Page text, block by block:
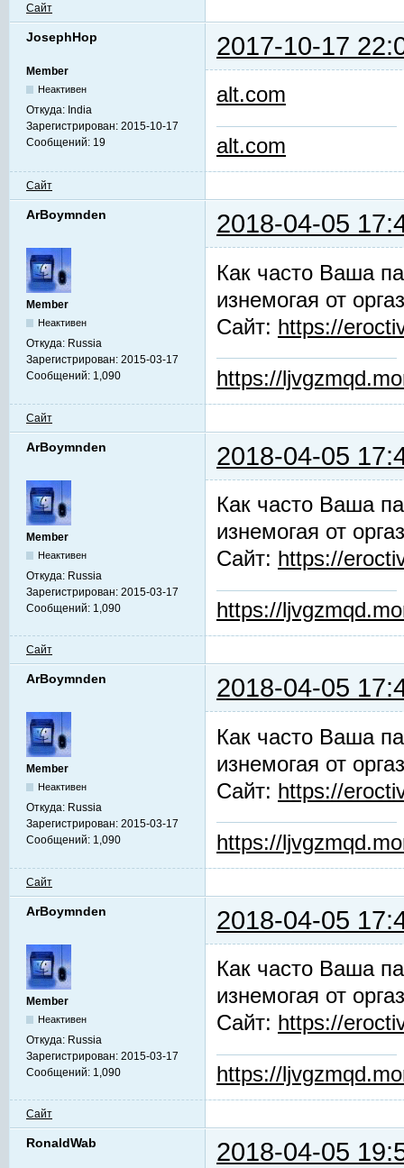
Сайт
JosephHop 2017-10-17
Member
Неактивен
Откуда: India
Зарегистрирован: 2015-10-17
Сообщений: 19
alt.com
alt.com
Сайт
ArBoymnden 2018-04-05
Member
Неактивен
Откуда: Russia
Зарегистрирован: 2015-03-17
Сообщений: 1,090
Как часто Ваша
изнемогая от
Сайт: https://
https://
Сайт
ArBoymnden 2018-04-05
Member
Неактивен
Откуда: Russia
Зарегистрирован: 2015-03-17
Сообщений: 1,090
Как часто Ваша
изнемогая от
Сайт: https://
https://
Сайт
ArBoymnden 2018-04-05
Member
Неактивен
Откуда: Russia
Зарегистрирован: 2015-03-17
Сообщений: 1,090
Как часто Ваша
изнемогая от
Сайт: https://
https://
Сайт
ArBoymnden 2018-04-05
Member
Неактивен
Откуда: Russia
Зарегистрирован: 2015-03-17
Сообщений: 1,090
Как часто Ваша
изнемогая от
Сайт: https://
https://
Сайт
RonaldWab 2018-04-05